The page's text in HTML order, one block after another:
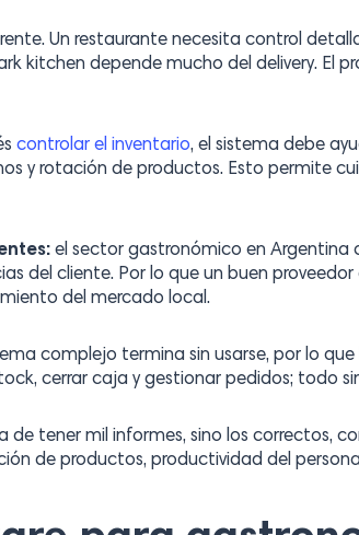
Un restaurante necesita control
kitchen depende mucho del delivery. El
controlar el inventario, el sistema debe
y rotación de productos. Esto permite
el sector gastronómico en Argentina
del cliente. Por lo que un buen
del mercado local.
complejo termina sin usarse, por lo
cerrar caja y gestionar pedidos; todo
de tener mil informes, sino los correctos,
de productos, productividad del